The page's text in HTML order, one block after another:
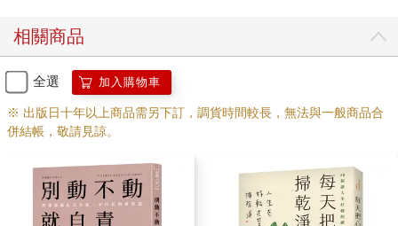
如果因為「改變很可怕」而心生猶豫
你喜歡「變化」，還是討厭「變化」？
人生就是持續不斷的變化。很多人雖然知道這件事，但是不太喜
歡變化發生在自己身上，甚至很討厭。
尤其是目前的生活很充實，感到幸福的人，更不希望改變。
即使對生活有點不滿，但收入很穩定，也有休假，自己和家人都
相關商品
全選 加入購物車
※ 出版日十年以上商品需另下訂，調貨時間較長，無法與一般商品合
併結帳，敬請見諒。